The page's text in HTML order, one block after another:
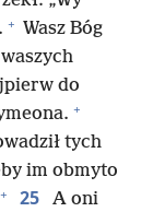
+ Wasz Bóg
do
+
tych
im obmyto
+ 25
A oni